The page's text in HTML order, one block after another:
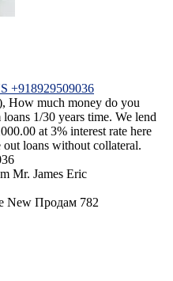
+918929509036
How much money do you
1/30 years time. We lend
at 3% interest rate here
loans without collateral.
Mr. James Eric
New Продам 782